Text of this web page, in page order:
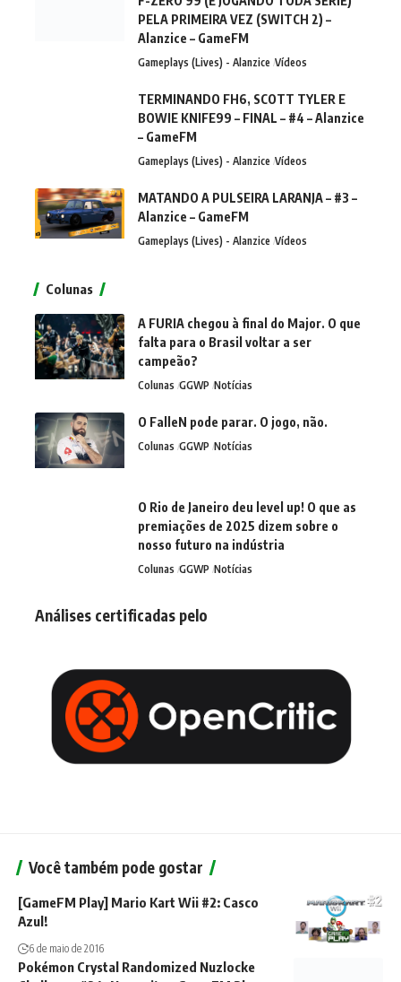
PELA PRIMEIRA VEZ (SWITCH 2) –
Alanzice – GameFM
Gameplays (Lives) - Alanzice Vídeos
TERMINANDO FH6, SCOTT TYLER E
BOWIE KNIFE99 – FINAL – #4 – Alanzice
– GameFM
Gameplays (Lives) - Alanzice Vídeos
MATANDO A PULSEIRA LARANJA – #3 –
Alanzice – GameFM
Gameplays (Lives) - Alanzice Vídeos
Colunas
A FURIA chegou à final do Major. O que
falta para o Brasil voltar a ser
campeão?
Colunas GGWP Notícias
O FalleN pode parar. O jogo, não.
Colunas GGWP Notícias
O Rio de Janeiro deu level up! O que as
premiações de 2025 dizem sobre o
nosso futuro na indústria
Colunas GGWP Notícias
Análises certificadas pelo
Você também pode gostar
[GameFM Play] Mario Kart Wii #2: Casco
Azul!
6 de maio de 2016
Pokémon Crystal Randomized Nuzlocke